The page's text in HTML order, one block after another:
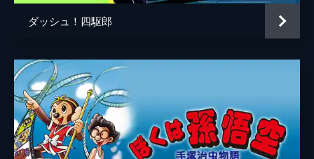
ダッシュ！四駆郎